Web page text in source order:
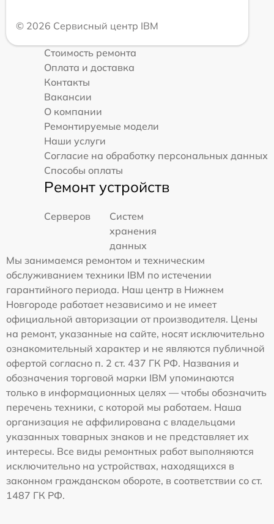
© 2026 Сервисный центр IBM
Стоимость ремонта
Оплата и доставка
Контакты
Вакансии
О компании
Ремонтируемые модели
Наши услуги
Согласие на обработку персональных данных
Способы оплаты
Ремонт устройств
Серверов
Систем
хранения
данных
Мы занимаемся ремонтом и техническим
обслуживанием техники IBM по истечении
гарантийного периода. Наш центр в Нижнем
Новгороде работает независимо и не имеет
официальной авторизации от производителя. Цены
на ремонт, указанные на сайте, носят исключительно
ознакомительный характер и не являются публичной
офертой согласно п. 2 ст. 437 ГК РФ. Названия и
обозначения торговой марки IBM упоминаются
только в информационных целях — чтобы обозначить
перечень техники, с которой мы работаем. Наша
организация не аффилирована с владельцами
указанных товарных знаков и не представляет их
интересы. Все виды ремонтных работ выполняются
исключительно на устройствах, находящихся в
законном гражданском обороте, в соответствии со ст.
1487 ГК РФ.